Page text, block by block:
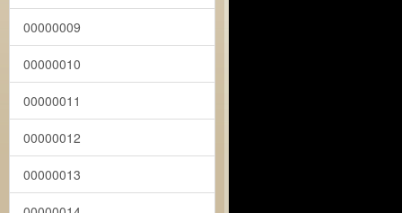
00000009
00000010
00000011
00000012
00000013